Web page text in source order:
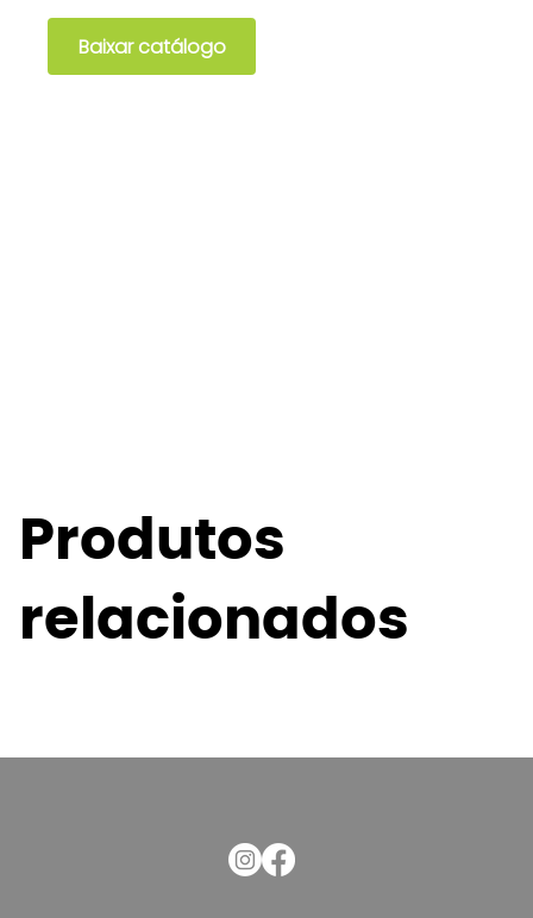
Baixar catálogo
Produtos
relacionados